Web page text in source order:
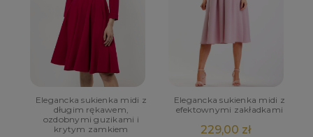
Elegancka sukienka midi z
długim rękawem,
ozdobnymi guzikami i
krytym zamkiem
Elegancka sukienka midi z
efektownymi zakładkami
229,00 zł